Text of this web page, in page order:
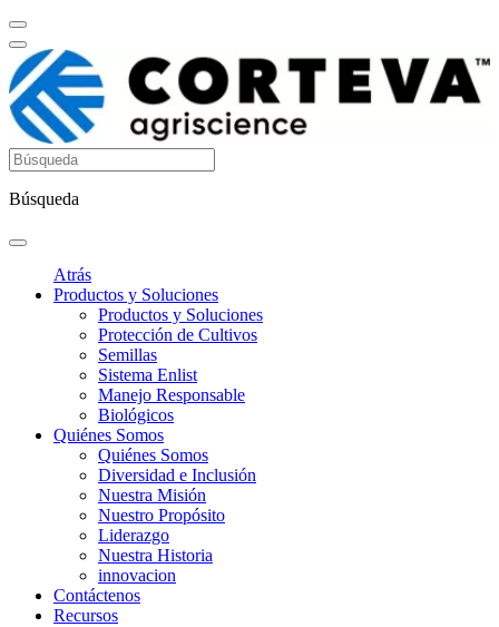
Búsqueda
Atrás
Productos y Soluciones
Productos y Soluciones
Protección de Cultivos
Semillas
Sistema Enlist
Manejo Responsable
Biológicos
Quiénes Somos
Quiénes Somos
Diversidad e Inclusión
Nuestra Misión
Nuestro Propósito
Liderazgo
Nuestra Historia
innovacion
Contáctenos
Recursos